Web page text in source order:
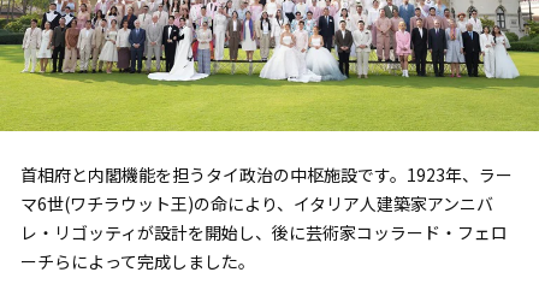
首相府と内閣機能を担うタイ政治の中枢施設です。1923年、ラー
マ6世(ワチラウット王)の命により、イタリア人建築家アンニバ
レ・リゴッティが設計を開始し、後に芸術家コッラード・フェロ
ーチらによって完成しました。